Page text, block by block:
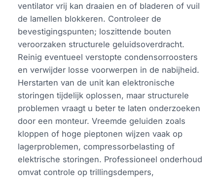
ventilator vrij kan draaien en of bladeren of vuil
de lamellen blokkeren. Controleer de
bevestigingspunten; loszittende bouten
veroorzaken structurele geluidsoverdracht.
Reinig eventueel verstopte condensorroosters
en verwijder losse voorwerpen in de nabijheid.
Herstarten van de unit kan elektronische
storingen tijdelijk oplossen, maar structurele
problemen vraagt u beter te laten onderzoeken
door een monteur. Vreemde geluiden zoals
kloppen of hoge pieptonen wijzen vaak op
lagerproblemen, compressorbelasting of
elektrische storingen. Professioneel onderhoud
omvat controle op trillingsdempers,